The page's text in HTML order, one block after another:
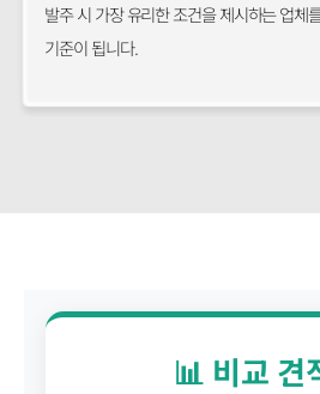
발주 시 가장 유리한 조건을 제시하는 업체
기준이 됩니다.
📊 비교 견